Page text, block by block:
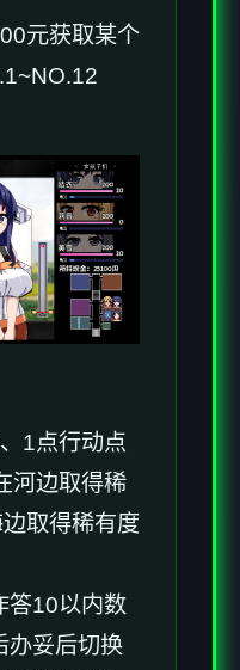
元获取某个
1点行动点
河边取得稀
取得稀有度
答10以内数
办妥后切换